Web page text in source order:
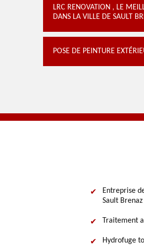
LRC RENOVATION , LE
DANS LA VILLE DE SAULT
POSE DE PEINTURE
Entreprise
Sault Brenaz
Traitement
Hydrofuge